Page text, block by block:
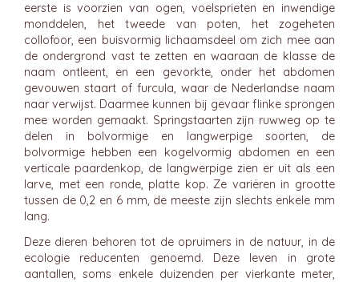
eerste is voorzien van ogen, voelsprieten en inwendige
monddelen, het tweede van poten, het zogeheten
collofoor, een buisvormig lichaamsdeel om zich mee aan
de ondergrond vast te zetten en waaraan de klasse de
naam ontleent, en een gevorkte, onder het abdomen
gevouwen staart of furcula, waar de Nederlandse naam
naar verwijst. Daarmee kunnen bij gevaar flinke sprongen
mee worden gemaakt. Springstaarten zijn ruwweg op te
delen in bolvormige en langwerpige soorten, de
bolvormige hebben een kogelvormig abdomen en een
verticale paardenkop, de langwerpige zien er uit als een
larve, met een ronde, platte kop. Ze variëren in grootte
tussen de 0,2 en 6 mm, de meeste zijn slechts enkele mm
lang.
Deze dieren behoren tot de opruimers in de natuur, in de
ecologie reducenten genoemd. Deze leven in grote
aantallen, soms enkele duizenden per vierkante meter,